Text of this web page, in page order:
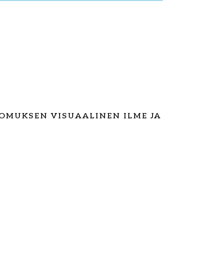
VISUAALINEN ILME JA